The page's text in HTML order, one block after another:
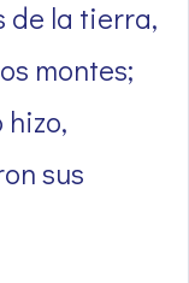
de la tierra,
montes;
hizo,
sus